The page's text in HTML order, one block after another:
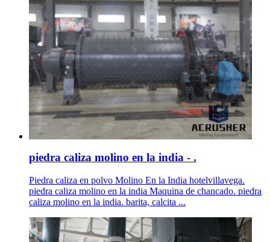
piedra caliza molino en la india - .
Piedra caliza en polvo Molino En la India hotelvillavega.
piedra caliza molino en la india Maquina de chancado. piedra
caliza molino en la india. barita, calcita ...